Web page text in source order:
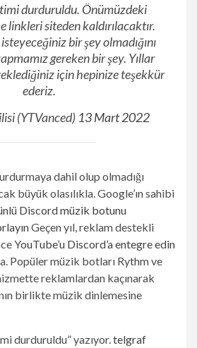
durduruldu. Önümüzdeki
linkleri siteden kaldırılacaktır.
bir şey olmadığını
gereken bir şey. Yıllar
için hepinize teşekkür
ederiz.
(YTVanced) 13 Mart 2022
dahil olup olmadığı
büyük olasılıkla. Google’ın sahibi
Discord müzik botunu
Geçen yıl, reklam destekli
YouTube’u Discord’a entegre edin
Popüler müzik botları Rythm ve
reklamlardan kaçınarak
birlikte müzik dinlemesine
durduruldu” yazıyor.telgraf